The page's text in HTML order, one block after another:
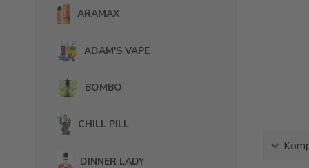
ARAMAX
ADAM'S VAPE
BOMBO
CHILL PILL
DINNER LADY